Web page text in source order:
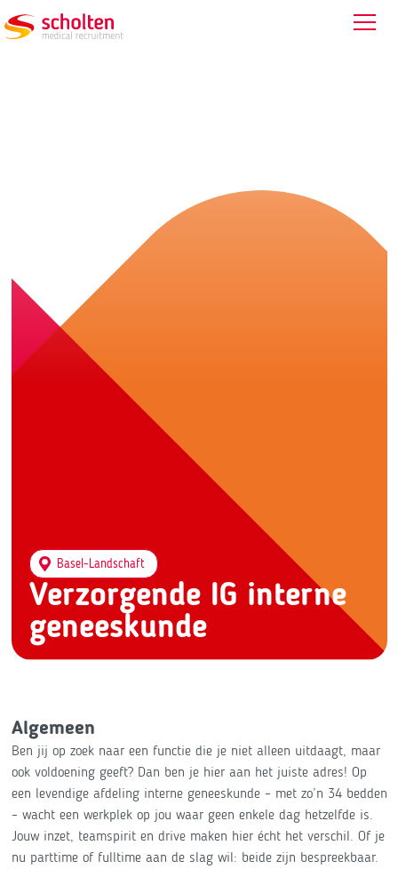
Verzorgende IG interne
geneeskunde
Basel-Landschaft
Algemeen
Ben jij op zoek naar een functie die je niet alleen uitdaagt, maar
ook voldoening geeft? Dan ben je hier aan het juiste adres! Op
een levendige afdeling interne geneeskunde – met zo’n 34 bedden
– wacht een werkplek op jou waar geen enkele dag hetzelfde is.
Jouw inzet, teamspirit en drive maken hier écht het verschil. Of je
nu parttime of fulltime aan de slag wil: beide zijn bespreekbaar.